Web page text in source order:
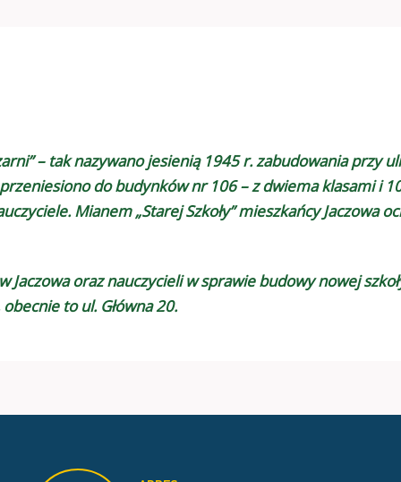
– tak nazywano jesienią 1945 r. zabudowania przy
do budynków nr 106 – z dwiema klasami i
Mianem „Starej Szkoły” mieszkańcy Jaczowa
Jaczowa oraz nauczycieli w sprawie budowy nowej
to ul. Główna 20.